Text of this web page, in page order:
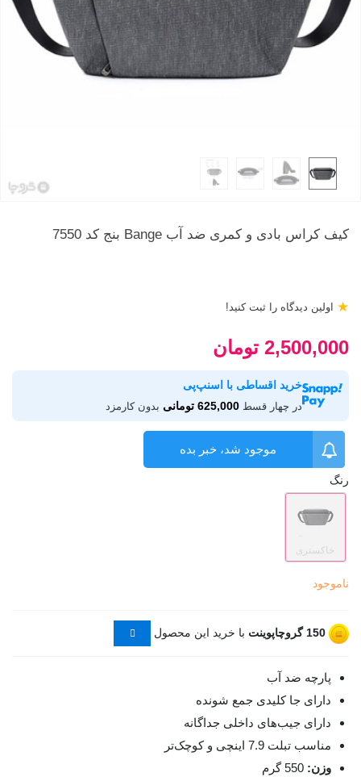
کیف کراس بادی و کمری ضد آب Bange بنج کد 7550
اولین دیدگاه را ثبت کنید! ★
2,500,000 تومان
خرید اقساطی با اسنپ‌پی
در چهار قسط 625,000 تومانی بدون کارمزد
موجود شد، خبر بده
رنگ
خاکستری
ناموجود
150 گروچاپوینت با خرید این محصول
پارچه ضد آب
دارای جا کلیدی جمع شونده
دارای جیب‌های داخلی جداگانه
مناسب تبلت 7.9 اینچی و کوچک‌تر
وزن: 550 گرم